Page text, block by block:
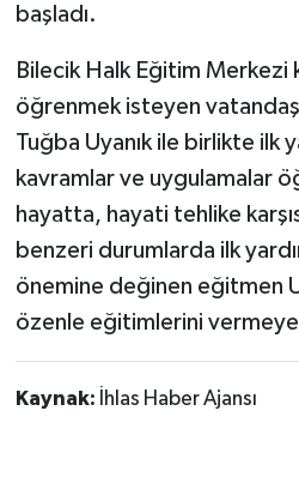
başladı.
Bilecik Halk Eğitim Merkezi
öğrenmek isteyen
Tuğba Uyanık ile birlikte ilk
kavramlar ve uygulamalar
hayatta, hayati tehlike
benzeri durumlarda ilk
önemine değinen eğitmen
özenle eğitimlerini
Kaynak: İhlas Haber Ajansı